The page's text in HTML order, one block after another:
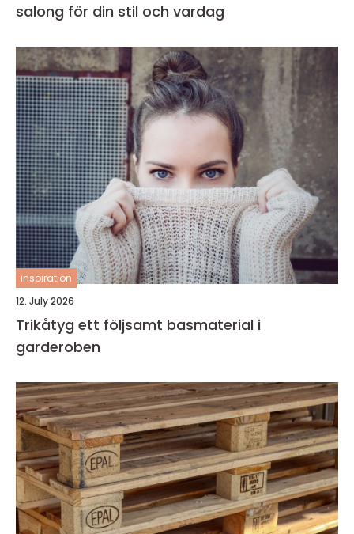
salong för din stil och vardag
inspiration
12. July 2026
Trikåtyg ett följsamt basmaterial i
garderoben